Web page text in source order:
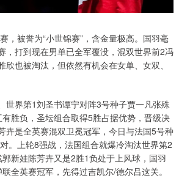
，被誉为“小世锦赛”，含金量极高。国羽毫
，打到现在男单已全军覆没，混双世界前2冯
欣也被淘汰，但依然有机会在女单、女双、
世界第1刘圣书谭宁对阵3号种子贾一凡张殊
胜负，圣坛组合取得5胜占据优势，晋级决
卉是全英赛混双卫冕冠军，今日与法国5号种
。上轮8强战，法国组合就爆冷淘汰世界第2
新娃陈芳卉又是2胜1负处于上风球，国羽
全英赛冠军，先得过吉凯尔/德尔吕这关。